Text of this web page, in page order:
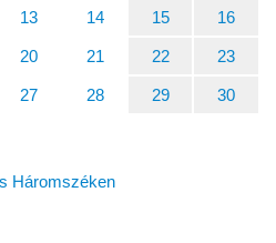
13 14 15 16
20 21 22 23
27 28 29 30
Háromszéken